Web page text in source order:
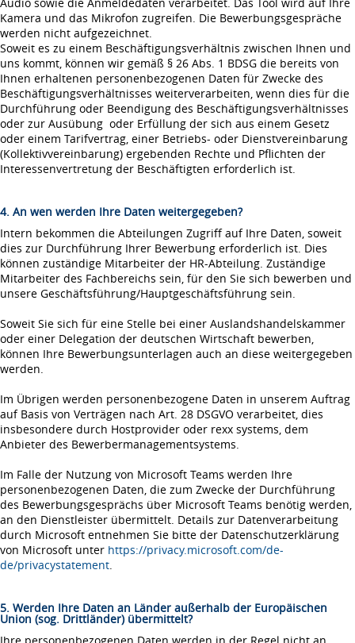
Kamera und das Mikrofon zugreifen. Die Bewerbungsgespräche
werden nicht aufgezeichnet.
Soweit es zu einem Beschäftigungsverhältnis zwischen Ihnen und
uns kommt, können wir gemäß § 26 Abs. 1 BDSG die bereits von
Ihnen erhaltenen personenbezogenen Daten für Zwecke des
Beschäftigungsverhältnisses weiterverarbeiten, wenn dies für die
Durchführung oder Beendigung des Beschäftigungsverhältnisses
oder zur Ausübung oder Erfüllung der sich aus einem Gesetz
oder einem Tarifvertrag, einer Betriebs- oder Dienstvereinbarung
(Kollektivvereinbarung) ergebenden Rechte und Pflichten der
Interessenvertretung der Beschäftigten erforderlich ist.
4. An wen werden Ihre Daten weitergegeben?
Intern bekommen die Abteilungen Zugriff auf Ihre Daten, soweit
dies zur Durchführung Ihrer Bewerbung erforderlich ist. Dies
können zuständige Mitarbeiter der HR-Abteilung. Zuständige
Mitarbeiter des Fachbereichs sein, für den Sie sich bewerben und
unsere Geschäftsführung/Hauptgeschäftsführung sein.
Soweit Sie sich für eine Stelle bei einer Auslandshandelskammer
oder einer Delegation der deutschen Wirtschaft bewerben,
können Ihre Bewerbungsunterlagen auch an diese weitergegeben
werden.
Im Übrigen werden personenbezogene Daten in unserem Auftrag
auf Basis von Verträgen nach Art. 28 DSGVO verarbeitet, dies
insbesondere durch Hostprovider oder rexx systems, dem
Anbieter des Bewerbermanagementsystems.
Im Falle der Nutzung von Microsoft Teams werden Ihre
personenbezogenen Daten, die zum Zwecke der Durchführung
des Bewerbungsgesprächs über Microsoft Teams benötig werden,
an den Dienstleister übermittelt. Details zur Datenverarbeitung
durch Microsoft entnehmen Sie bitte der Datenschutzerklärung
von Microsoft unter https://privacy.microsoft.com/de-
de/privacystatement.
5. Werden Ihre Daten an Länder außerhalb der Europäischen
Union (sog. Drittländer) übermittelt?